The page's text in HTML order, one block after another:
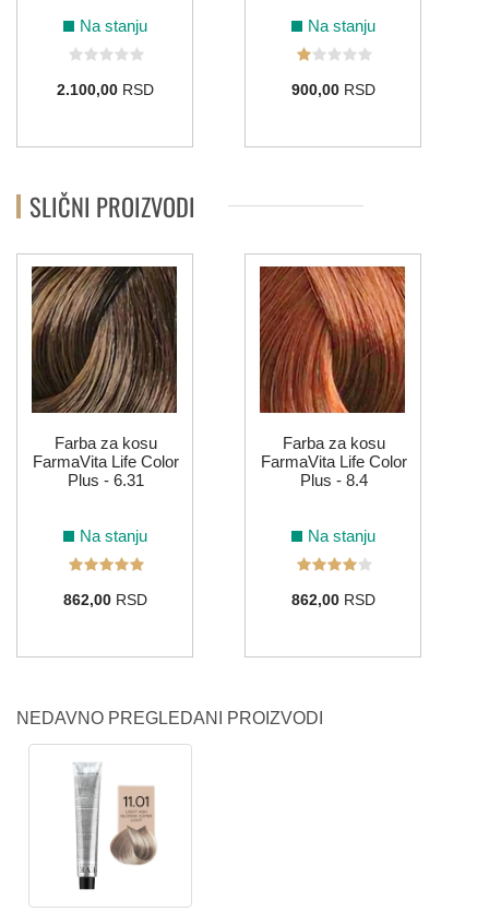
Na stanju
2.100,00RSD
Na stanju
900,00RSD
SLIČNI PROIZVODI
Farba za kosu
FarmaVita Life Color
Plus - 6.31
Na stanju
862,00RSD
Farba za kosu
FarmaVita Life Color
Plus - 8.4
Na stanju
862,00RSD
NEDAVNO PREGLEDANI PROIZVODI